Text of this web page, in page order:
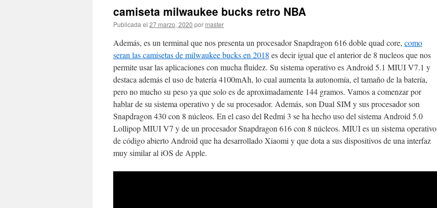
camiseta milwaukee bucks retro NBA
Publicada el 27 marzo, 2020 por master
Además, es un terminal que nos presenta un procesador Snapdragon 616 doble quad core, como
seran las camisetas de milwaukee bucks en 2018 es decir igual que el anterior de 8 nucleos que nos
permite usar las aplicaciones con mucha fluidez. Su sistema operativo es Android 5.1 MIUI V7.1 y
destaca además el uso de batería 4100mAh, lo cual aumenta la autonomía, el tamaño de la batería,
pero no mucho su peso ya que solo es de aproximadamente 144 gramos. Vamos a comenzar por
hablar de su sistema operativo y de su procesador. Además, son Dual SIM y sus procesador son
Snapdragon 430 con 8 núcleos. En el caso del Redmi 3 se ha hecho uso del sistema Android 5.0
Lollipop MIUI V7 y de un procesador Snapdragon 616 con 8 núcleos. MIUI es un sistema operativo
de código abierto Android que ha desarrollado Xiaomi y que dota a sus dispositivos de una interfaz
muy similar al iOS de Apple.